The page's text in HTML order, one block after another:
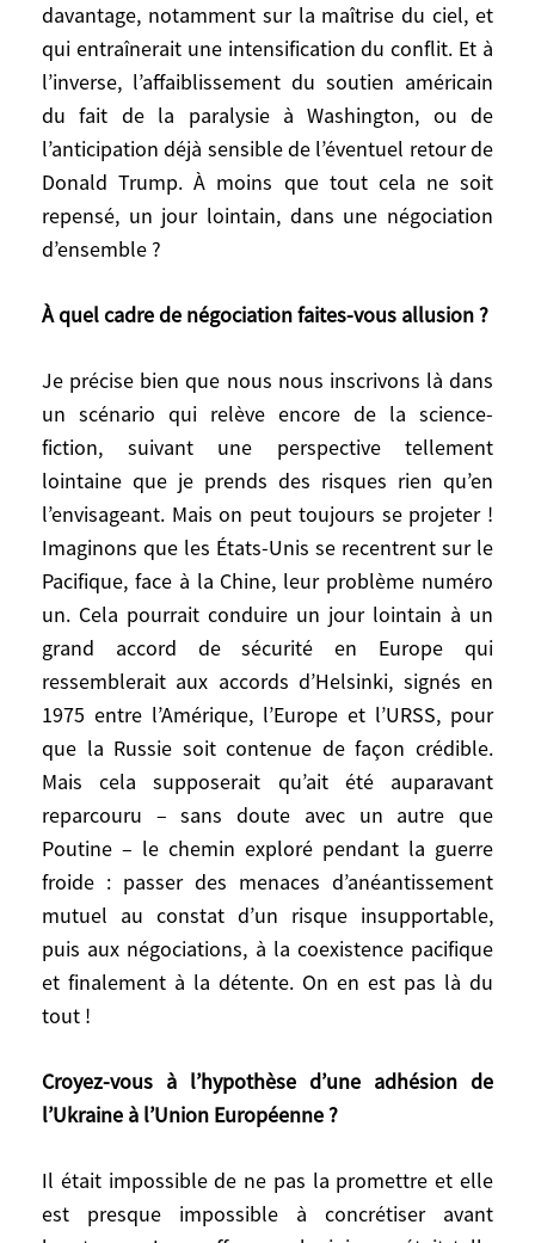
davantage, notamment sur la maîtrise du ciel, et
qui entraînerait une intensification du conflit. Et à
l’inverse, l’affaiblissement du soutien américain
du fait de la paralysie à Washington, ou de
l’anticipation déjà sensible de l’éventuel retour de
Donald Trump. À moins que tout cela ne soit
repensé, un jour lointain, dans une négociation
d’ensemble ?
À quel cadre de négociation faites-vous allusion ?
Je précise bien que nous nous inscrivons là dans
un scénario qui relève encore de la science-
fiction, suivant une perspective tellement
lointaine que je prends des risques rien qu’en
l’envisageant. Mais on peut toujours se projeter !
Imaginons que les États-Unis se recentrent sur le
Pacifique, face à la Chine, leur problème numéro
un. Cela pourrait conduire un jour lointain à un
grand accord de sécurité en Europe qui
ressemblerait aux accords d’Helsinki, signés en
1975 entre l’Amérique, l’Europe et l’URSS, pour
que la Russie soit contenue de façon crédible.
Mais cela supposerait qu’ait été auparavant
reparcouru – sans doute avec un autre que
Poutine – le chemin exploré pendant la guerre
froide : passer des menaces d’anéantissement
mutuel au constat d’un risque insupportable,
puis aux négociations, à la coexistence pacifique
et finalement à la détente. On en est pas là du
tout !
Croyez-vous à l’hypothèse d’une adhésion de
l’Ukraine à l’Union Européenne ?
Il était impossible de ne pas la promettre et elle
est presque impossible à concrétiser avant
C’est tout à fait possible que le front se
stabilise sur la ligne de départ, à quelques
kilomètres près. Mais, même en cas d’arrêt
des combats, je ne vois pas comment les
deux partis pourraient négocier, et encore
moins sur quoi ils pourraient conclure. Il y
a eu trop d’espérance, de souffrance, et de
morts. Cependant, même encouragé par
dirigeant ukrainien renoncer par un traité à
Cependant, deux évènements pourraient
complètement modifier la situation :
d’abord, déjà évoquée, l’effondrement de
l’armée ukrainienne qui amènerait les
États-Unis à s’engager davantage,
notamment sur la maîtrise du ciel, et qui
entraînerait une intensification du conflit.
Et à l’inverse, l’affaiblissement du soutien
américain du fait de la paralysie à
Washington, ou de l’anticipation déjà
sensible de l’éventuel retour de Donald
Trump. À moins que tout cela ne soit
repensé, un jour lointain, dans une
négociation d’ensemble ?
À quel cadre de négociation faites-vous
allusion ?
Je précise bien que nous nous inscrivons
là dans un scénario qui relève encore de la
tellement lointaine que je prends des
risques rien qu’en l’envisageant. Mais on
peut toujours se projeter ! Imaginons que
Pacifique, face à la Chine, leur problème
numéro un. Cela pourrait conduire un jour